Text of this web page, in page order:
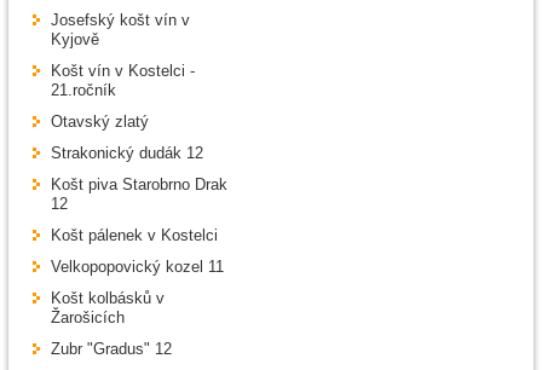
Josefský košt vín v
Kyjově
Košt vín v Kostelci -
21.ročník
Otavský zlatý
Strakonický dudák 12
Košt piva Starobrno Drak
12
Košt pálenek v Kostelci
Velkopopovický kozel 11
Košt kolbásků v
Žarošicích
Zubr "Gradus" 12